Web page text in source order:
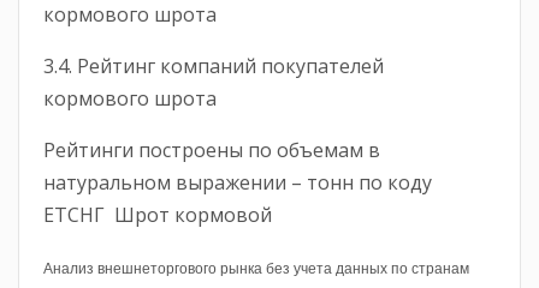
кормового шрота
3.4. Рейтинг компаний покупателей
кормового шрота
Рейтинги построены по объемам в
натуральном выражении – тонн по коду
ЕТСНГ Шрот кормовой
Анализ внешнеторгового рынка без учета данных по странам